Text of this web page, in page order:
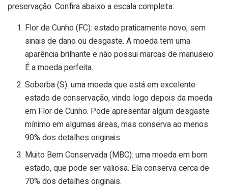
preservação. Confira abaixo a escala completa:
Flor de Cunho (FC): estado praticamente novo, sem
sinais de dano ou desgaste. A moeda tem uma
aparência brilhante e não possui marcas de manuseio.
É a moeda perfeita.
Soberba (S): uma moeda que está em excelente
estado de conservação, vindo logo depois da moeda
em Flor de Cunho. Pode apresentar algum desgaste
mínimo em algumas áreas, mas conserva ao menos
90% dos detalhes originais.
Muito Bem Conservada (MBC): uma moeda em bom
estado, que pode ser valiosa. Ela conserva cerca de
70% dos detalhes originais.